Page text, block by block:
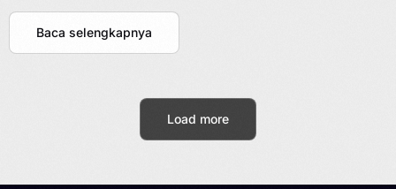
Baca selengkapnya
Load more